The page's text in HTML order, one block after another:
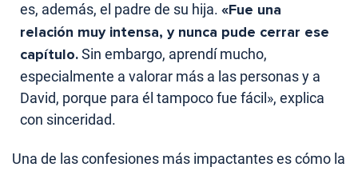
es, además, el padre de su hija. «Fue una
relación muy intensa, y nunca pude cerrar ese
capítulo.Sin embargo, aprendí mucho,
especialmente a valorar más a las personas y a
David, porque para él tampoco fue fácil», explica
con sinceridad.
Una de las confesiones más impactantes es cómo la